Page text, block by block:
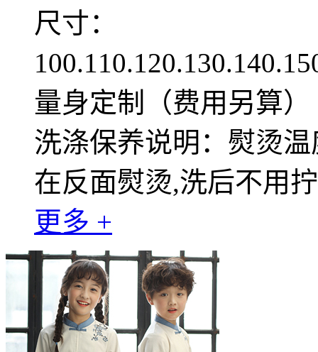
尺寸：
量身定制（费用另算）
洗涤保养说明：熨烫
在反面熨烫,洗后不用
更多 +